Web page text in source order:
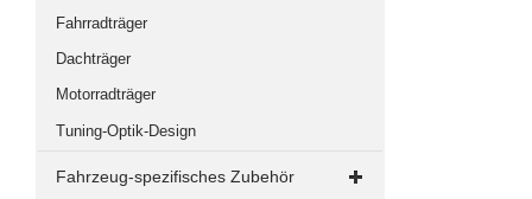
Fahrradträger
Dachträger
Motorradträger
Tuning-Optik-Design
Fahrzeug-spezifisches Zubehör